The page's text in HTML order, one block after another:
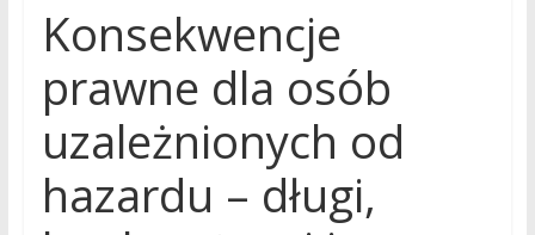
Konsekwencje
prawne dla osób
uzależnionych od
hazardu – długi,